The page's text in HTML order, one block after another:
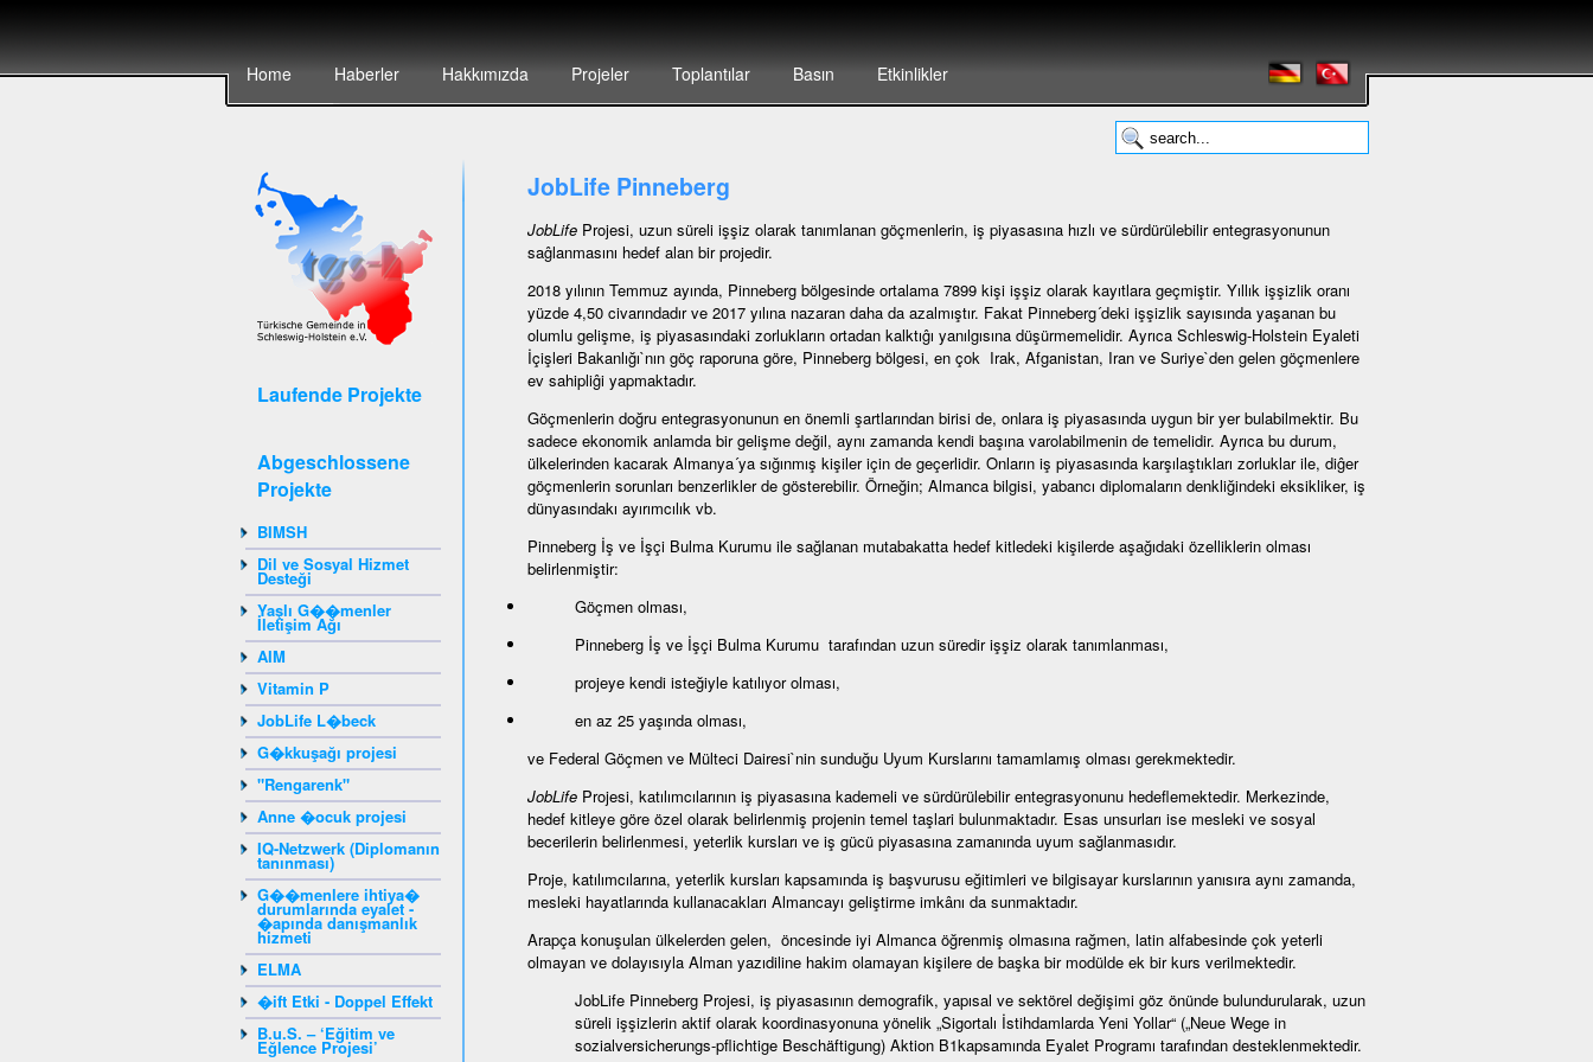
Home Haberler Hakkımızda Projeler Toplantılar Basın Etkinlikler
Laufende Projekte
Abgeschlossene
Projekte
BIMSH
Dil ve Sosyal Hizmet
Desteği
Yaşlı G��menler
İletişim Ağı
AIM
Vitamin P
JobLife L�beck
G�kkuşağı projesi
"Rengarenk"
Anne �ocuk projesi
IQ-Netzwerk (Diplomanın
tanınması)
G��menlere ihtiya�
durumlarında eyalet -
�apında danışmanlık
hizmeti
ELMA
�ift Etki - Doppel Effekt
B.u.S. – ‘Eğitim ve
Eğlence Projesi’
JobLife Pinneberg
JobLifeProjesi, uzun süreli işşiz olarak tanımlanan göçmenlerin, iş piyasasına hızlı ve sürdürülebilir entegrasyonunun
saĝlanmasını hedef alan bir projedir.
2018 yılının Temmuz ayında, Pinneberg bölgesinde ortalama 7899 kişi işşiz olarak kayıtlara geçmiştir. Yıllık işşizlik oranı
yüzde 4,50 civarındadır ve 2017 yılına nazaran daha da azalmıştır. Fakat Pinneberg´deki işşizlik sayısında yaşanan bu
olumlu gelişme, iş piyasasındaki zorlukların ortadan kalktıĝı yanılgısına düşürmemelidir. Ayrıca Schleswig-Holstein Eyaleti
İçişleri Bakanlığı`nın göç raporuna göre, Pinneberg bölgesi, en çok Irak, Afganistan, Iran ve Suriye`den gelen göçmenlere
ev sahipliĝi yapmaktadır.
Göçmenlerin doğru entegrasyonunun en önemli şartlarından birisi de, onlara iş piyasasında uygun bir yer bulabilmektir. Bu
sadece ekonomik anlamda bir gelişme değil, aynı zamanda kendi başına varolabilmenin de temelidir. Ayrıca bu durum,
ülkelerinden kacarak Almanya´ya sığınmış kişiler için de geçerlidir. Onların iş piyasasında karşılaştıkları zorluklar ile, diĝer
göçmenlerin sorunları benzerlikler de gösterebilir. Örneğin; Almanca bilgisi, yabancı diplomaların denkliğindeki eksikliker, iş
dünyasındakı ayırımcılık vb.
Pinneberg İş ve İşçi Bulma Kurumu ile sağlanan mutabakatta hedef kitledeki kişilerde aşağıdaki özelliklerin olması
belirlenmiştir:
Göçmen olması,
Pinneberg İş ve İşçi Bulma Kurumu tarafından uzun süredir işşiz olarak tanımlanması,
projeye kendi isteğiyle katılıyor olması,
en az 25 yaşında olması,
ve Federal Göçmen ve Mülteci Dairesi`nin sunduğu Uyum Kurslarını tamamlamış olması gerekmektedir.
JobLifeProjesi, katılımcılarının iş piyasasına kademeli ve sürdürülebilir entegrasyonunu hedeflemektedir. Merkezinde,
hedef kitleye göre özel olarak belirlenmiş projenin temel taşlari bulunmaktadır. Esas unsurları ise mesleki ve sosyal
becerilerin belirlenmesi, yeterlik kursları ve iş gücü piyasasına zamanında uyum sağlanmasıdır.
Proje, katılımcılarına, yeterlik kursları kapsamında iş başvurusu eğitimleri ve bilgisayar kurslarının yanısıra aynı zamanda,
mesleki hayatlarında kullanacakları Almancayı geliştirme imkânı da sunmaktadır.
Arapça konuşulan ülkelerden gelen, öncesinde iyi Almanca öğrenmiş olmasına rağmen, latin alfabesinde çok yeterli
olmayan ve dolayısıyla Alman yazıdiline hakim olamayan kişilere de başka bir modülde ek bir kurs verilmektedir.
JobLife Pinneberg Projesi, iş piyasasının demografik, yapısal ve sektörel değişimi göz önünde bulundurularak, uzun
süreli işşizlerin aktif olarak koordinasyonuna yönelik „Sigortalı İstihdamlarda Yeni Yollar“ („Neue Wege in
sozialversicherungs-pflichtige Beschäftigung) Aktion B1kapsamında Eyalet Programı tarafından desteklenmektedir.